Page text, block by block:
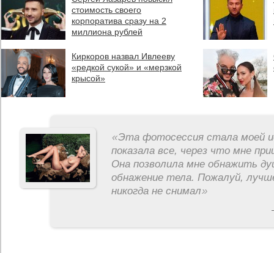
стоимость своего
корпоратива сразу на 2
миллиона рублей
Киркоров назвал Ивлееву
«редкой сукой» и «мерзкой
крысой»
«Эта фотосессия стала моей
показала все, через что мне
Она позволила мне обнажить
обнажение тела. Пожалуй,
никогда не снимал»